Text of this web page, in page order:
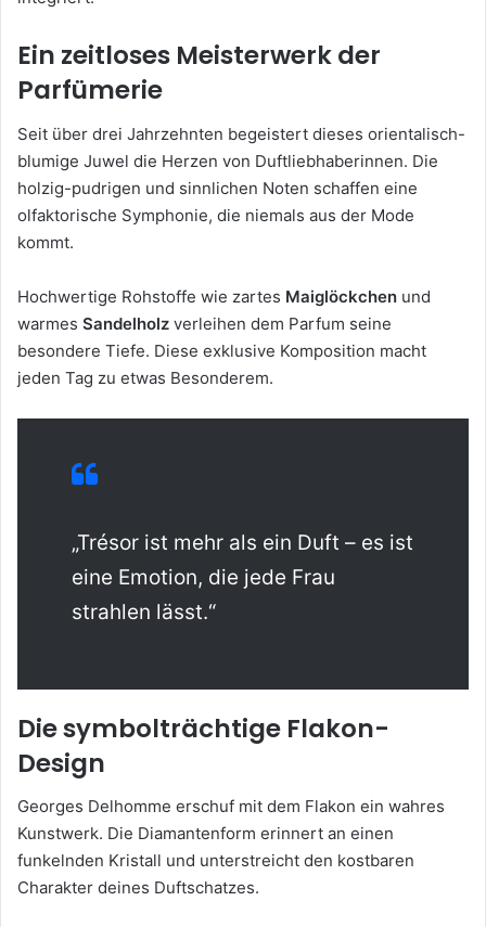
Ein zeitloses Meisterwerk der
Parfümerie
Seit über drei Jahrzehnten begeistert dieses orientalisch-
blumige Juwel die Herzen von Duftliebhaberinnen. Die
holzig-pudrigen und sinnlichen Noten schaffen eine
olfaktorische Symphonie, die niemals aus der Mode
kommt.
Hochwertige Rohstoffe wie zartes Maiglöckchen und
warmes Sandelholz verleihen dem Parfum seine
besondere Tiefe. Diese exklusive Komposition macht
jeden Tag zu etwas Besonderem.
„Trésor ist mehr als ein Duft – es ist
eine Emotion, die jede Frau
strahlen lässt.“
Die symbolträchtige Flakon-
Design
Georges Delhomme erschuf mit dem Flakon ein wahres
Kunstwerk. Die Diamantenform erinnert an einen
funkelnden Kristall und unterstreicht den kostbaren
Charakter deines Duftschatzes.